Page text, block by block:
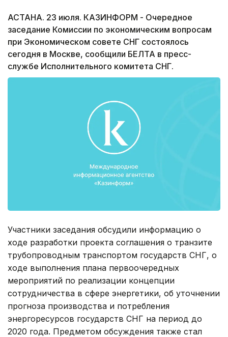
АСТАНА. 23 июля. КАЗИНФОРМ - Очередное
заседание Комиссии по экономическим вопросам
при Экономическом совете СНГ состоялось
сегодня в Москве, сообщили БЕЛТА в пресс-
службе Исполнительного комитета СНГ.
Участники заседания обсудили информацию о
ходе разработки проекта соглашения о транзите
трубопроводным транспортом государств СНГ, о
ходе выполнения плана первоочередных
мероприятий по реализации концепции
сотрудничества в сфере энергетики, об уточнении
прогноза производства и потребления
энергоресурсов государств СНГ на период до
2020 года. Предметом обсуждения также стал